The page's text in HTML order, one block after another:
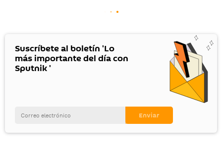
Suscríbete al boletín 'Lo
más importante del día con
Sputnik '